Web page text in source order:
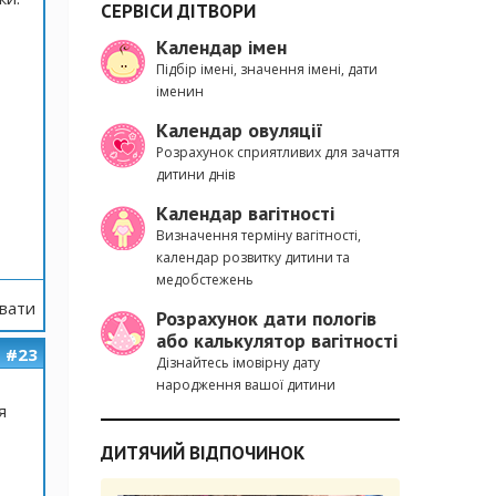
#23
СЕРВІСИ ДІТВОРИ
Календар імен
Підбір імені, значення імені, дати
іменин
Календар овуляції
Розрахунок сприятливих для зачаття
дитини днів
Календар вагітності
Визначення терміну вагітності,
календар розвитку дитини та
медобстежень
Розрахунок дати пологів
або калькулятор вагітності
Дізнайтесь імовірну дату
народження вашої дитини
ДИТЯЧИЙ ВІДПОЧИНОК